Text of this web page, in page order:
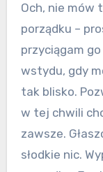
Och, nie mów
porządku –
przyciągam
wstydu, gdy
tak blisko.
w tej chwili
zawsze.
słodkie nic.